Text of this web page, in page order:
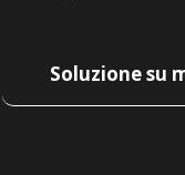
Soluzione su